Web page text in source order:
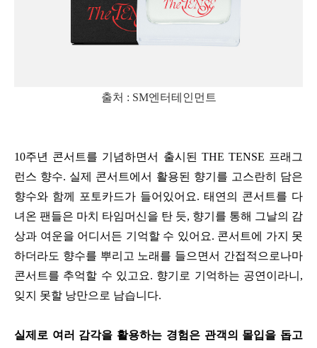
출처 : SM엔터테인먼트
10주년 콘서트를 기념하면서 출시된 THE TENSE 프래그
런스 향수. 실제 콘서트에서 활용된 향기를 고스란히 담은
향수와 함께 포토카드가 들어있어요. 태연의 콘서트를 다
녀온 팬들은 마치 타임머신을 탄 듯, 향기를 통해 그날의 감
상과 여운을 어디서든 기억할 수 있어요. 콘서트에 가지 못
하더라도 향수를 뿌리고 노래를 들으면서 간접적으로나마
콘서트를 추억할 수 있고요. 향기로 기억하는 공연이라니,
잊지 못할 낭만으로 남습니다.
실제로 여러 감각을 활용하는 경험은 관객의 몰입을 돕고